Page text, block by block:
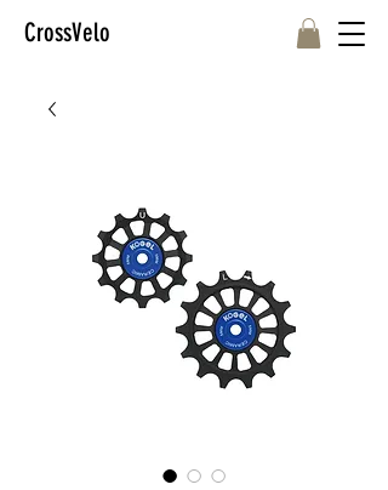
CrossVelo